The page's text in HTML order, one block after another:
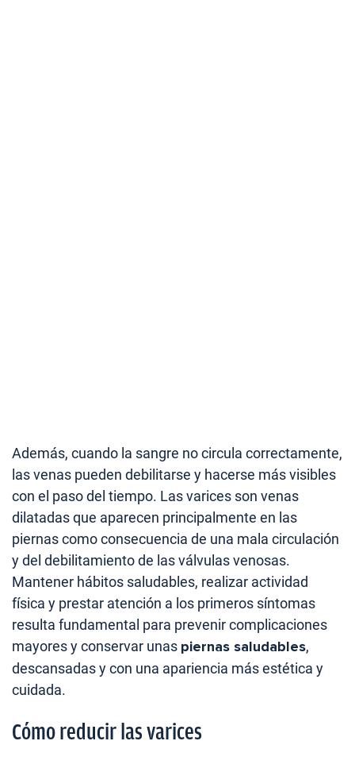
Además, cuando la sangre no circula correctamente,
las venas pueden debilitarse y hacerse más visibles
con el paso del tiempo. Las varices son venas
dilatadas que aparecen principalmente en las
piernas como consecuencia de una mala circulación
y del debilitamiento de las válvulas venosas.
Mantener hábitos saludables, realizar actividad
física y prestar atención a los primeros síntomas
resulta fundamental para prevenir complicaciones
mayores y conservar unas piernas saludables,
descansadas y con una apariencia más estética y
cuidada.
Cómo reducir las varices